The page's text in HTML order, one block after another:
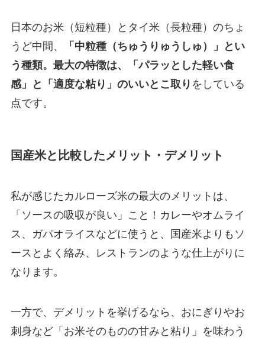
日本のお米（短粒種）とタイ米（長粒種）のちょ
うど中間、
「中粒種（ちゅうりゅうしゅ）」とい
う種類。最大の特徴は、「パラッとした軽い食
感」と「適度な粘り」のいいとこ取り をしている
点です。
国産米と比較したメリット・デメリット
私が感じたカルローズ米の最大のメリットは、
「ソースの吸収が良い」こと！カレーやオムライ
ス、ガパオライスなどに使うと、国産米よりもソ
ースとよく絡み、レストランのような仕上がりに
なります。
一方で、デメリットを挙げるなら、おにぎりやお
刺身など「お米そのものの甘みと粘り」を味わう